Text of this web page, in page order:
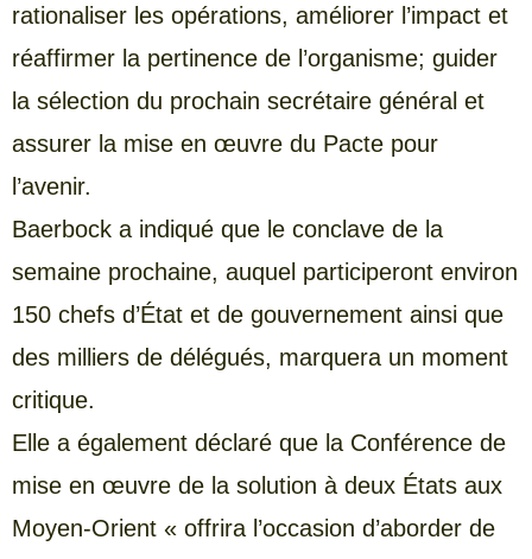
rationaliser les opérations, améliorer l’impact et
réaffirmer la pertinence de l’organisme; guider
la sélection du prochain secrétaire général et
assurer la mise en œuvre du Pacte pour
l’avenir.
Baerbock a indiqué que le conclave de la
semaine prochaine, auquel participeront environ
150 chefs d’État et de gouvernement ainsi que
des milliers de délégués, marquera un moment
critique.
Elle a également déclaré que la Conférence de
mise en œuvre de la solution à deux États aux
Moyen-Orient « offrira l’occasion d’aborder de